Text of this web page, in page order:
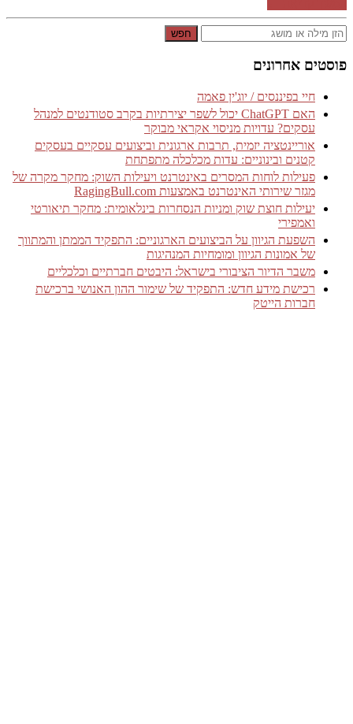
חפש
פוסטים אחרונים
חיי בפיננסים / יוג'ין פאמה
האם ChatGPT יכול לשפר יצירתיות בקרב סטודנטים למנהל
עסקים? עדויות מניסוי אקראי מבוקר
אוריינטציה יזמית, תרבות ארגונית וביצועים עסקיים בעסקים
קטנים ובינוניים: עדות מכלכלה מתפתחת
פעילות לוחות המסרים באינטרנט ויעילות השוק: מחקר מקרה של
מגזר שירותי האינטרנט באמצעות RagingBull.com
יעילות חוצת שוק ומניות הנסחרות בינלאומית: מחקר תיאורטי
ואמפירי
השפעת הגיוון על הביצועים הארגוניים: התפקיד הממתן והמתווך
של אמונות הגיוון ומומחיות המנהיגות
משבר הדיור הציבורי בישראל: היבטים חברתיים וכלכליים
רכישת מידע חדש: התפקיד של שימור ההון האנושי ברכישת
חברות הייטק